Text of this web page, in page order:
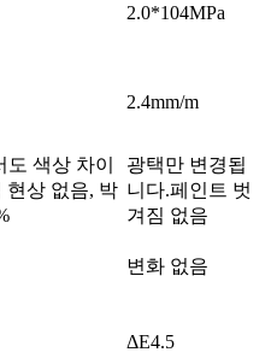
2.0*104MPa
2.4mm/m
색상 차이
현상 없음, 박
광택만 변경됩
니다.페인트 벗
겨짐 없음
변화 없음
ΔE4.5